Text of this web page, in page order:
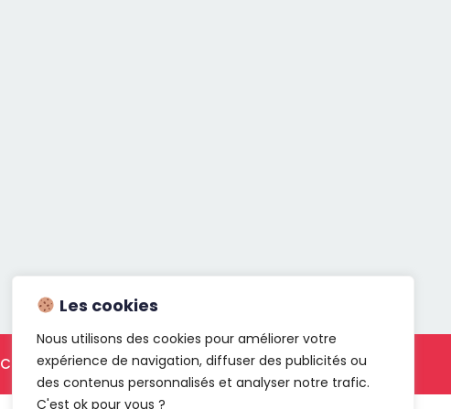
Les cookies
Nous utilisons des cookies pour améliorer votre
expérience de navigation, diffuser des publicités ou
des contenus personnalisés et analyser notre trafic.
C'est ok pour vous ?
Contact